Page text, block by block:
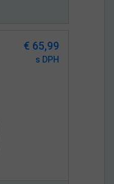
€ 65,99
s DPH